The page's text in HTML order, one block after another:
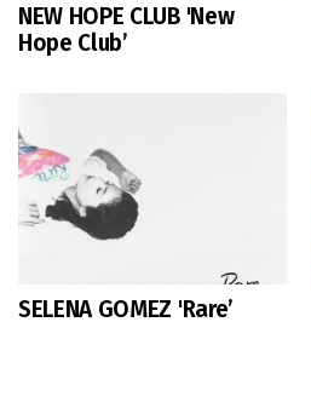
NEW HOPE CLUB 'New
Hope Club’
SELENA GOMEZ 'Rare’